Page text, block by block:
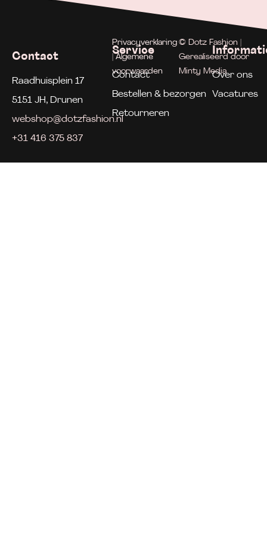
Contact
Raadhuisplein 17
5151 JH, Drunen
webshop@dotzfashion.nl
+31 416 375 837
Service
Contact
Bestellen & bezorgen
Retourneren
Over ons
Vacatures
Privacyverklaring
| Algemene
voorwaarden
© Dotz Fashion |
Gerealiseerd door
Minty Media